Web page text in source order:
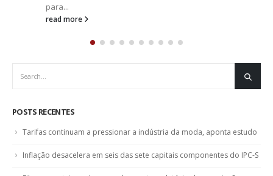
Paulo, Jorge Lima, foi o convidado especial da reunião
mensal de...